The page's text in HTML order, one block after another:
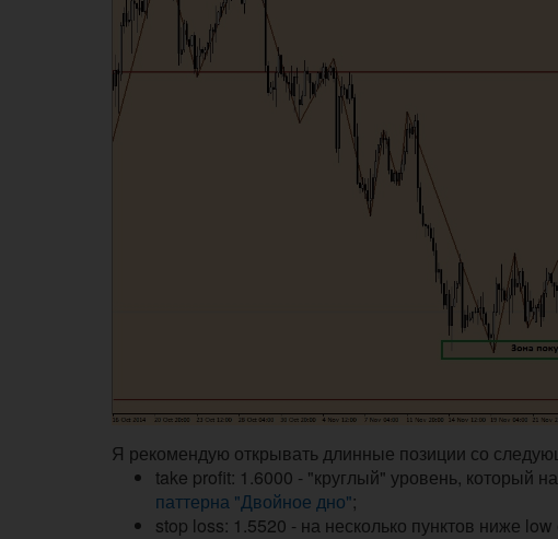
Я рекомендую открывать длинные позиции со
take profit: 1.6000 - "круглый" уровень, который
паттерна "Двойное дно";
stop loss: 1.5520 - на несколько пунктов ниже low